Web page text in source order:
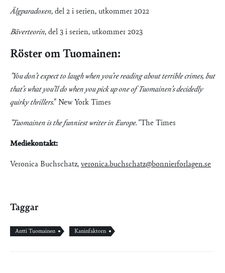
Älgparadoxen, del 2 i serien, utkommer 2022
Bäverteorin, del 3 i serien, utkommer 2023
Röster om Tuomainen:
"You don’t expect to laugh when you’re reading about terrible crimes, but
that’s what you’ll do when you pick up one of Tuomainen’s decidedly
quirky thrillers." New York Times
"Tuomainen is the funniest writer in Europe."The Times
Mediekontakt:
Veronica Buchschatz, veronica.buchschatz@bonnierforlagen.se
Taggar
Antti Tuomainen Kaninfaktorn